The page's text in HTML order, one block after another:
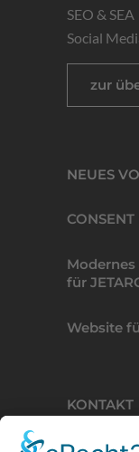
SEO & SEA
Social
zur
NEUES
für
Website
KONTAKT